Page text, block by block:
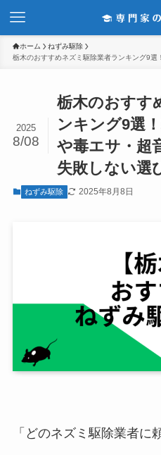
ホーム
ねずみ駆除
栃木のおすすめネズミ駆除業者ランキング9
栃木のおすす
ンキング9選
や毒エサ・超
失敗しない選
2025
8/08
ねずみ駆除 2025年8月8日
「どのネズミ駆除業者に